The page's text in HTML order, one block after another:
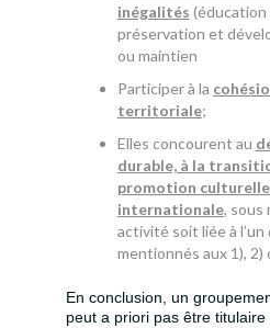
inégalités (éducation
préservation et
ou maintien
Participer à la
territoriale;
Elles concourent au
durable, à la
promotion
internationale, sous
activité soit liée à
mentionnés aux 1), 2)
En conclusion, un
peut a priori pas être titulaire